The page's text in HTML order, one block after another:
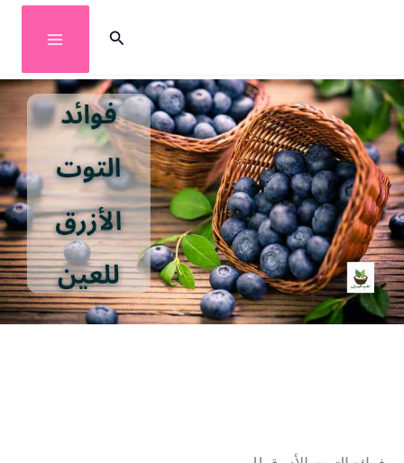
إلى
المحتوى
البحث